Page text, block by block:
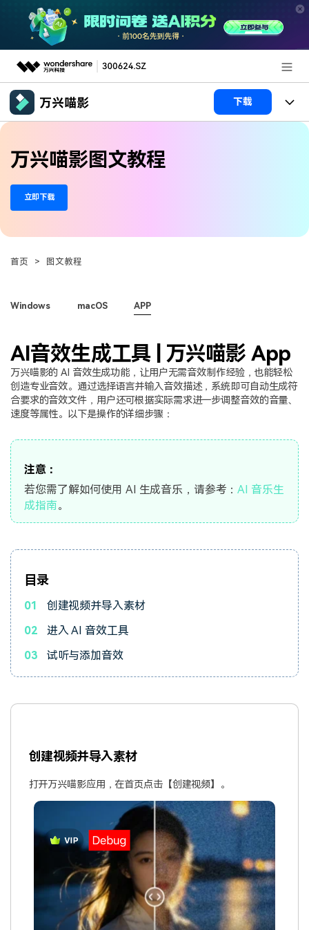
推荐产品
实用工具
新闻中心
关于万兴
加入我们
下载
产品系统
产品功能
AI功能
视频/照片
AI 图生视频 NEW
AI 视频续写 NEW
文本
解决方案
专业创作人群
使用教程
文章资讯
帮助中心
万兴喵影图文教程
立即下载
首页 > 图文教程
Windows macOS APP
AI音效生成工具 | 万兴喵影 App
万兴喵影的 AI 音效生成功能，让用户无需音效制作经验，也能轻松
创造专业音效。通过选择语言并输入音效描述，系统即可自动生成符
合要求的音效文件，用户还可根据实际需求进一步调整音效的音量、
速度等属性。以下是操作的详细步骤：
注意：
若您需了解如何使用 AI 生成音乐，请参考：AI 音乐生
成指南。
目录
01
创建视频并导入素材
02
进入 AI 音效工具
03
试听与添加音效
创建视频并导入素材
打开万兴喵影应用，在首页点击【创建视频】。